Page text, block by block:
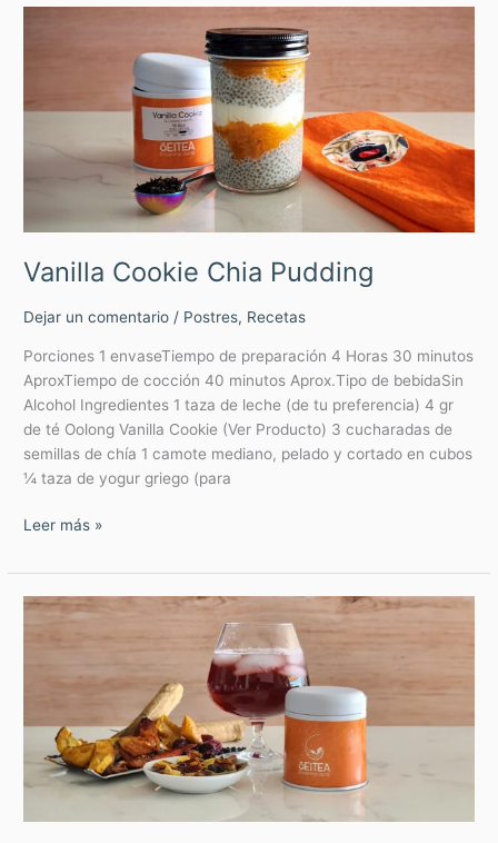
Vanilla Cookie Chia Pudding
Dejar un comentario / Postres, Recetas
Porciones 1 envaseTiempo de preparación 4 Horas 30 minutos
AproxTiempo de cocción 40 minutos Aprox.Tipo de bebidaSin
Alcohol Ingredientes 1 taza de leche (de tu preferencia) 4 gr
de té Oolong Vanilla Cookie (Ver Producto) 3 cucharadas de
semillas de chía 1 camote mediano, pelado y cortado en cubos
¼ taza de yogur griego (para
Leer más »
Vino